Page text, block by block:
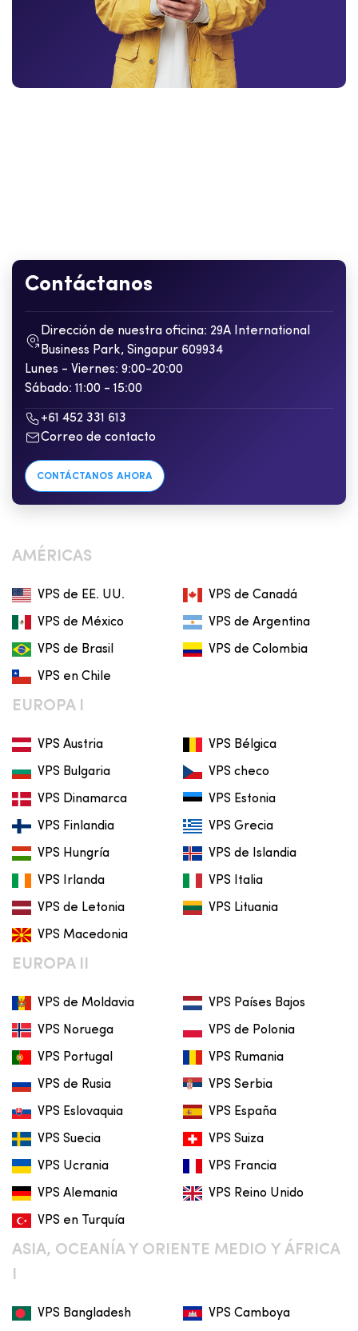
Contáctanos
Dirección de nuestra oficina: 29A International
Business Park, Singapur 609934
Lunes - Viernes: 9:00-20:00
Sábado: 11:00 - 15:00
+61 452 331 613
Correo de contacto
CONTÁCTANOS AHORA
AMÉRICAS
VPS de EE. UU. VPS de Canadá
VPS de México VPS de Argentina
VPS de Brasil VPS de Colombia
VPS en Chile
EUROPA I
VPS Austria VPS Bélgica
VPS Bulgaria VPS checo
VPS Dinamarca VPS Estonia
VPS Finlandia VPS Grecia
VPS Hungría VPS de Islandia
VPS Irlanda VPS Italia
VPS de Letonia VPS Lituania
VPS Macedonia
EUROPA II
VPS de Moldavia VPS Países Bajos
VPS Noruega VPS de Polonia
VPS Portugal VPS Rumania
VPS de Rusia VPS Serbia
VPS Eslovaquia VPS España
VPS Suecia VPS Suiza
VPS Ucrania VPS Francia
VPS Alemania VPS Reino Unido
VPS en Turquía
ASIA, OCEANÍA Y ORIENTE MEDIO Y ÁFRICA
I
VPS Bangladesh VPS Camboya